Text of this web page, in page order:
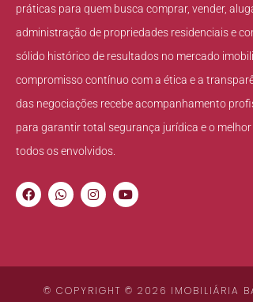
práticas para quem busca comprar, vender,
administração de propriedades residenciais e
sólido histórico de resultados no mercado
compromisso contínuo com a ética e a
das negociações recebe acompanhamento
para garantir total segurança jurídica e o
todos os envolvidos.
© COPYRIGHT © 2026 IMOBILIÁRIA